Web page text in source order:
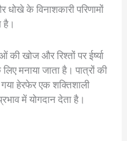
धोखे के विनाशकारी परिणामों
है।
खोज और रिश्तों पर ईर्ष्या
मनाया जाता है। पात्रों की
गया हेरफेर एक शक्तिशाली
में योगदान देता है।